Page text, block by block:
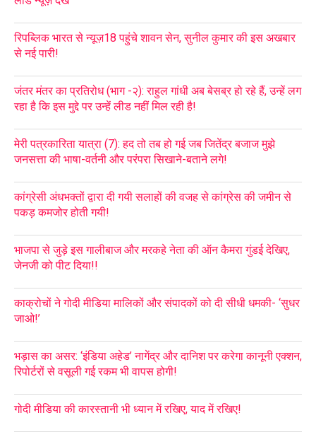
रिपब्लिक भारत से न्यूज़18 पहुंचे शावन सेन, सुनील कुमार की इस अखबार
से नई पारी!
जंतर मंतर का प्रतिरोध (भाग -२): राहुल गांधी अब बेसब्र हो रहे हैं, उन्हें लग
रहा है कि इस मुद्दे पर उन्हें लीड नहीं मिल रही है!
मेरी पत्रकारिता यात्रा (7): हद तो तब हो गई जब जितेंद्र बजाज मुझे
जनसत्ता की भाषा-वर्तनी और परंपरा सिखाने-बताने लगे!
कांग्रेसी अंधभक्तों द्वारा दी गयी सलाहों की वजह से कांग्रेस की जमीन से
पकड़ कमजोर होती गयी!
भाजपा से जुड़े इस गालीबाज और मरकहे नेता की ऑन कैमरा गुंडई देखिए,
जेनजी को पीट दिया!!
काक्रोचों ने गोदी मीडिया मालिकों और संपादकों को दी सीधी धमकी- ‘सुधर
जाओ!’
भड़ास का असर: ‘इंडिया अहेड’ नागेंद्र और दानिश पर करेगा कानूनी एक्शन,
रिपोर्टरों से वसूली गई रकम भी वापस होगी!
गोदी मीडिया की कारस्तानी भी ध्यान में रखिए, याद में रखिए!